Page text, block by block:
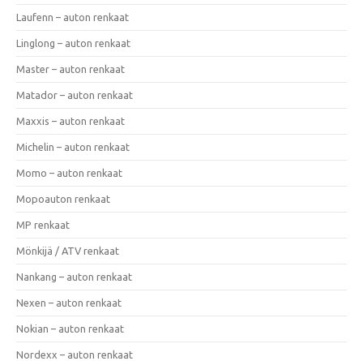
Laufenn – auton renkaat
Linglong – auton renkaat
Master – auton renkaat
Matador – auton renkaat
Maxxis – auton renkaat
Michelin – auton renkaat
Momo – auton renkaat
Mopoauton renkaat
MP renkaat
Mönkijä / ATV renkaat
Nankang – auton renkaat
Nexen – auton renkaat
Nokian – auton renkaat
Nordexx – auton renkaat